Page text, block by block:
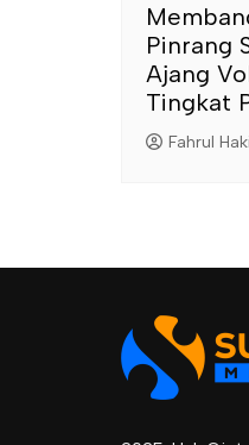
Pinrang
Ajang
Tingkat
Fahrul